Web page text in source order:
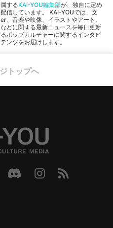
するKAI-YOU編集部が、独自に定め
信しています。 KAI-YOUでは、文
、音楽や映像、イラストやアート、
どに関する最新ニュースを毎日更新
ポップカルチャーに関するインタビ
ンツをお届けします。
トップへ